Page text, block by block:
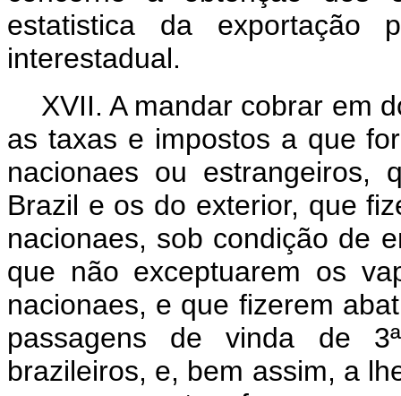
estatistica da
interestadual.
XVII. A mandar cobrar em
as taxas e impostos a que
nacionaes ou estrangeiros,
Brazil e os do exterior, que
nacionaes, sob condição de
que não exceptuarem os
nacionaes, e que fizerem
passagens de vinda de
brazileiros, e, bem assim, a